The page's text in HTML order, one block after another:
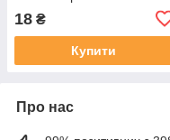
18 ₴
Купити
Про нас